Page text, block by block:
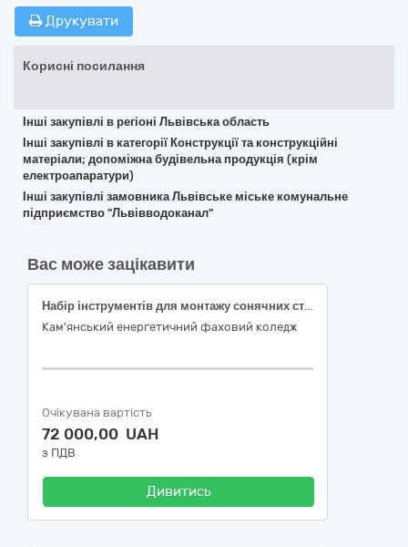
Друкувати
Корисні посилання
Інші закупівлі в регіоні Львівська область
Інші закупівлі в категорії Конструкції та конструкційні
матеріали; допоміжна будівельна продукція (крім
електроапаратури)
Інші закупівлі замовника Львівське міське комунальне
підприємство "Львівводоканал"
Вас може зацікавити
Набір інструментів для монтажу сонячних станцій
Кам'янський енергетичний фаховий коледж
Очікувана вартість
72 000,00 UAH
з ПДВ
Дивитись